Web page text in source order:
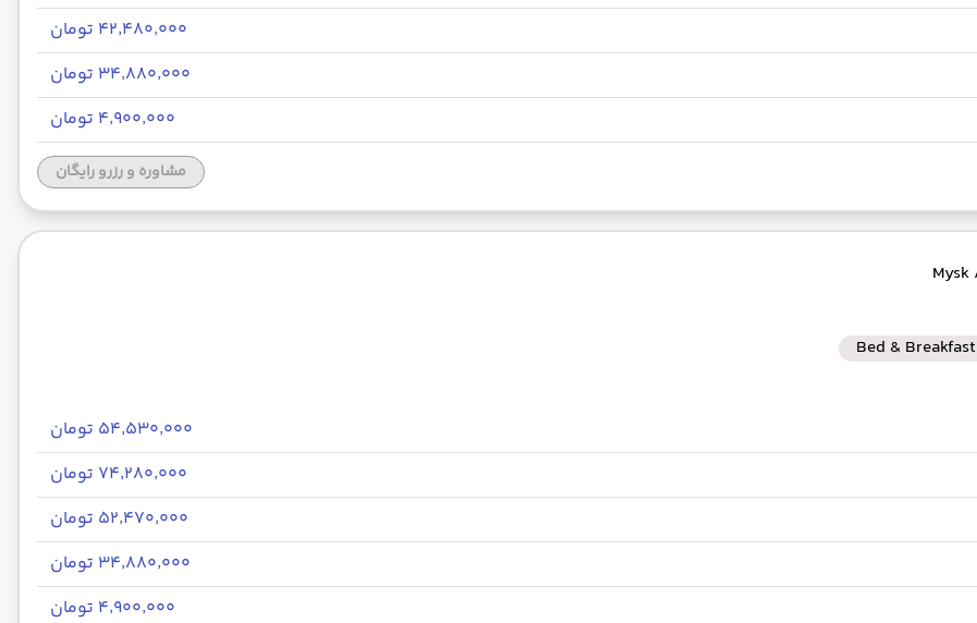
۴۲٬۴۸۰٬۰۰۰ تومان
۳۴٬۸۸۰٬۰۰۰ تومان
۴٬۹۰۰٬۰۰۰ تومان
مشاوره و رزرو رایگان
Bed & Breakfast
۵۴٬۵۳۰٬۰۰۰ تومان
۷۴٬۲۸۰٬۰۰۰ تومان
۵۲٬۴۷۰٬۰۰۰ تومان
۳۴٬۸۸۰٬۰۰۰ تومان
۴٬۹۰۰٬۰۰۰ تومان